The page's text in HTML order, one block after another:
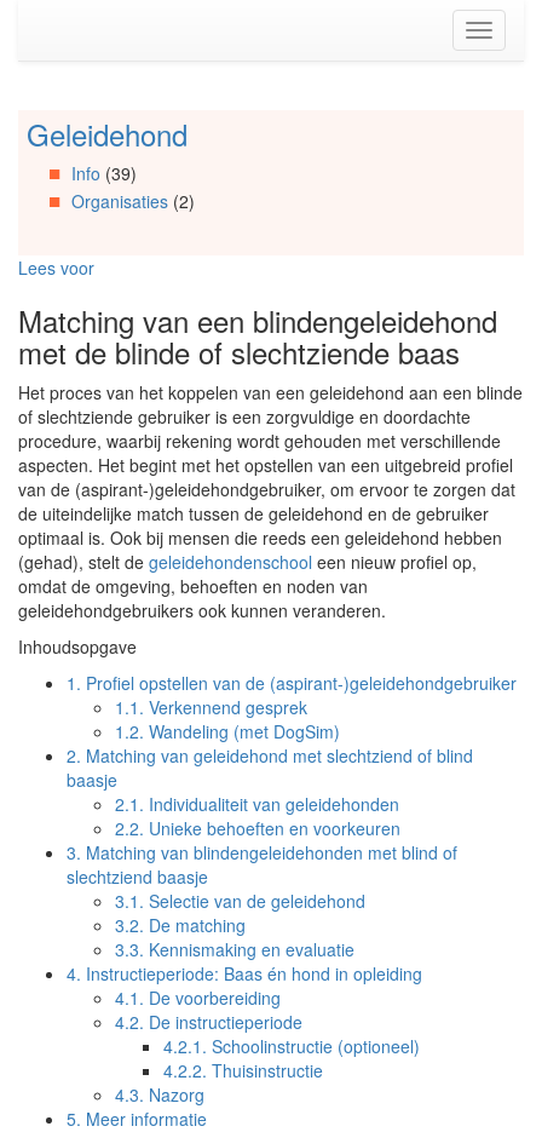
(Accesskey
Toggle
Spring
Artikels
Spring
Spring
Organisaties
Spring
Social
media
Geleidehond
Info (39)
Organisaties(2)
Lees voor
Matching van een blindengeleidehond
met de blinde of slechtziende baas
Het proces van het koppelen van een geleidehond aan een blinde
of slechtziende gebruiker is een zorgvuldige en doordachte
procedure, waarbij rekening wordt gehouden met verschillende
aspecten. Het begint met het opstellen van een uitgebreid profiel
van de (aspirant-)geleidehondgebruiker, om ervoor te zorgen dat
de uiteindelijke match tussen de geleidehond en de gebruiker
optimaal is. Ook bij mensen die reeds een geleidehond hebben
(gehad), stelt de geleidehondenschool een nieuw profiel op,
omdat de omgeving, behoeften en noden van
geleidehondgebruikers ook kunnen veranderen.
Inhoudsopgave
1. Profiel opstellen van de (aspirant-)geleidehondgebruiker
1.1. Verkennend gesprek
1.2. Wandeling (met DogSim)
2. Matching van geleidehond met slechtziend of blind
baasje
2.1. Individualiteit van geleidehonden
2.2. Unieke behoeften en voorkeuren
3. Matching van blindengeleidehonden met blind of
slechtziend baasje
3.1. Selectie van de geleidehond
3.2. De matching
3.3. Kennismaking en evaluatie
4. Instructieperiode: Baas én hond in opleiding
4.1. De voorbereiding
4.2. De instructieperiode
4.2.1. Schoolinstructie (optioneel)
4.2.2. Thuisinstructie
4.3. Nazorg
5. Meer informatie